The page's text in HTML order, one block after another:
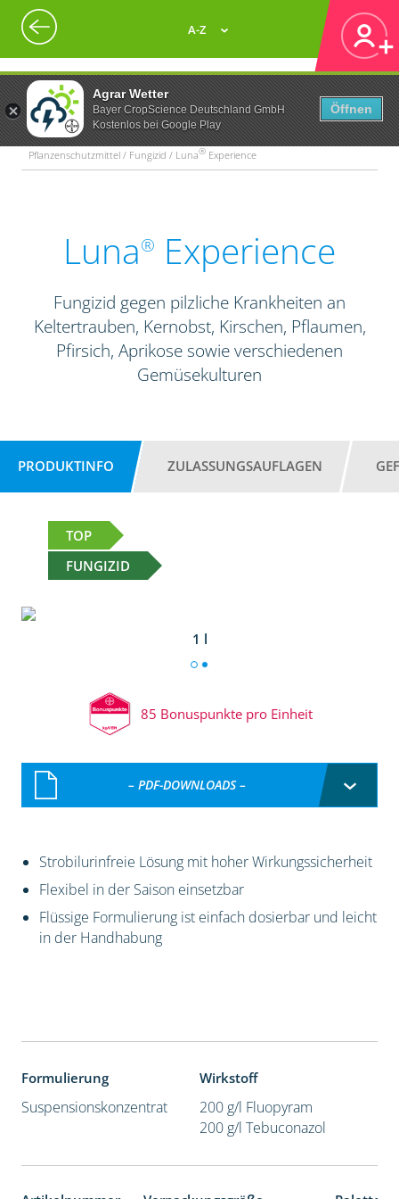
Agrar Wetter
Bayer CropScience Deutschland GmbH
Kostenlos bei Google Play
Öffnen
A-Z
Pflanzenschutzmittel / Fungizid / Luna® Experience
Luna® Experience
Fungizid gegen pilzliche Krankheiten an
Keltertrauben, Kernobst, Kirschen, Pflaumen,
Pfirsich, Aprikose sowie verschiedenen
Gemüsekulturen
PRODUKTINFO ZULASSUNGSAUFLAGEN
TOP
FUNGIZID
1 l
85 Bonuspunkte pro Einheit
– PDF-DOWNLOADS –
Strobilurinfreie Lösung mit hoher Wirkungssicherheit
Flexibel in der Saison einsetzbar
Flüssige Formulierung ist einfach dosierbar und leicht
in der Handhabung
Formulierung
Suspensionskonzentrat
Wirkstoff
200 g/l Fluopyram
200 g/l Tebuconazol